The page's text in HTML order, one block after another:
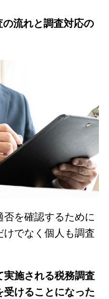
流れと調査対応の
を確認するために
でなく個人も調査
実施される税務調査
受けることになった